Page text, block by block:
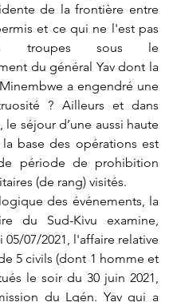
de la frontière entre
et ce qui ne l'est pas
troupes sous le
du général Yav dont la
a engendré une
? Ailleurs et dans
le séjour d’une aussi haute
base des opérations est
période de prohibition
(de rang) visités.
du Sud-Kivu examine,
07/2021, l'affaire relative
5 civils (dont 1 homme et
le soir du 30 juin 2021,
du Lgén. Yav qui a